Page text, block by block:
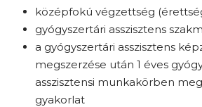
középfokú végzettség
gyógyszertári asszisztens
a gyógyszertári asszisztens
megszerzése után 1 éves
asszisztensi munkakörben
gyakorlat